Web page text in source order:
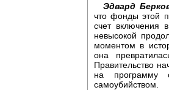
Эдвард
что фонды этой
счет включения
невысокой
моментом в
она
Правительство
на программу
самоубийством.